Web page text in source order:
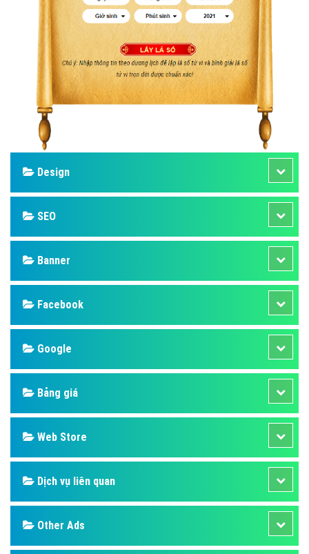
Design
SEO
Banner
Facebook
Google
Bảng giá
Web Store
Dịch vụ liên quan
Other Ads